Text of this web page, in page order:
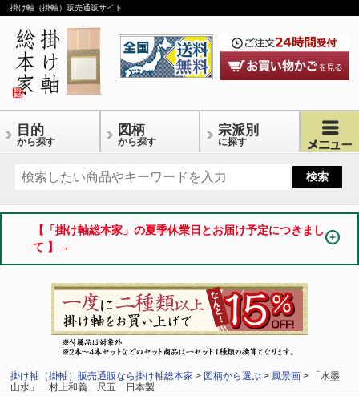
掛け軸（掛軸）販売通販サイト
目的
から探す
図柄
から探す
宗派別
に探す
【「掛け軸総本家」の夏季休業日とお届け予定につきまし
て 】→
掛け軸（掛軸）販売通販なら掛け軸総本家 > 図柄から選ぶ > 風景画 > 「水墨
山水」 村上和義 尺五 日本製